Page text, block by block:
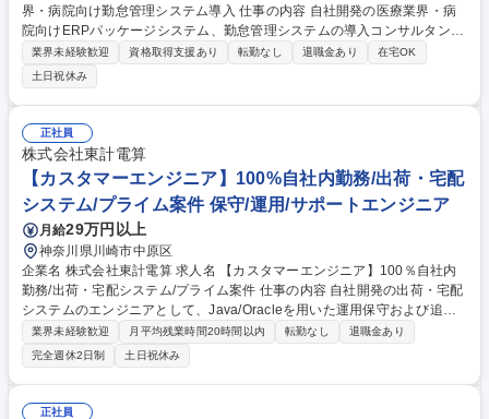
界・病院向け勤怠管理システム導入 仕事の内容 自社開発の医療業界・病
院向けERPパッケージシステム、勤怠管理システムの導入コンサルタント
をお任せします。 【具体的な業務】 ■営業に同行しての顧客ニーズのヒア
リング ■要件定義 ■開発部門やサポート部門との連携 ■システム導入支
援・立ち上げ ※変更範囲：当社業務全般 募集職種 川崎【ERP導入コンサ
ルタント】医療業界・病院向け勤怠管理システム導入
業界未経験歓迎 資格取得支援あり 転勤なし 退職金あり
在宅OK
土日祝休み
正社員
株式会社東計電算
【カスタマーエンジニア】100%自社内勤務/出荷・宅配
システム/プライム案件 保守/運用/サポートエンジニア
月給29万円以上
神奈川県川崎市中原区
企業名 株式会社東計電算 求人名 【カスタマーエンジニア】100％自社内
勤務/出荷・宅配システム/プライム案件 仕事の内容 自社開発の出荷・宅配
システムのエンジニアとして、Java/Oracleを用いた運用保守および追加
開発をお任せします。お客様の声を直接聞き、技術的な側面からシステム
を安定稼働・改善させる重要なポジションです。 【仕事内容】 ■出荷・宅
配システムに関するカスタマー問い合わせ対応（障害対応・Q&A） ■顧客
ニーズに基づく要件定義、詳細設計、一部プログラム開発 ■協力会社（ベ
ンダー・オフショア）のディレクション・管理 ■テスト工程の実施、運
業界未経験歓迎 月平均残業時間20時間以内 転勤なし
退職金あり
完全週休2日制
土日祝休み
正社員